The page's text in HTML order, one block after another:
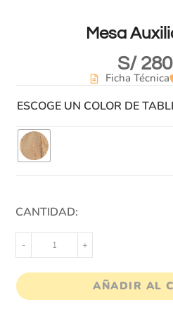
Mesa
S/
Ficha Técnica
ESCOGE UN COLOR DE
CANTIDAD:
- +
AÑADIR AL